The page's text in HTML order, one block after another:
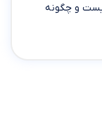
و چگونه